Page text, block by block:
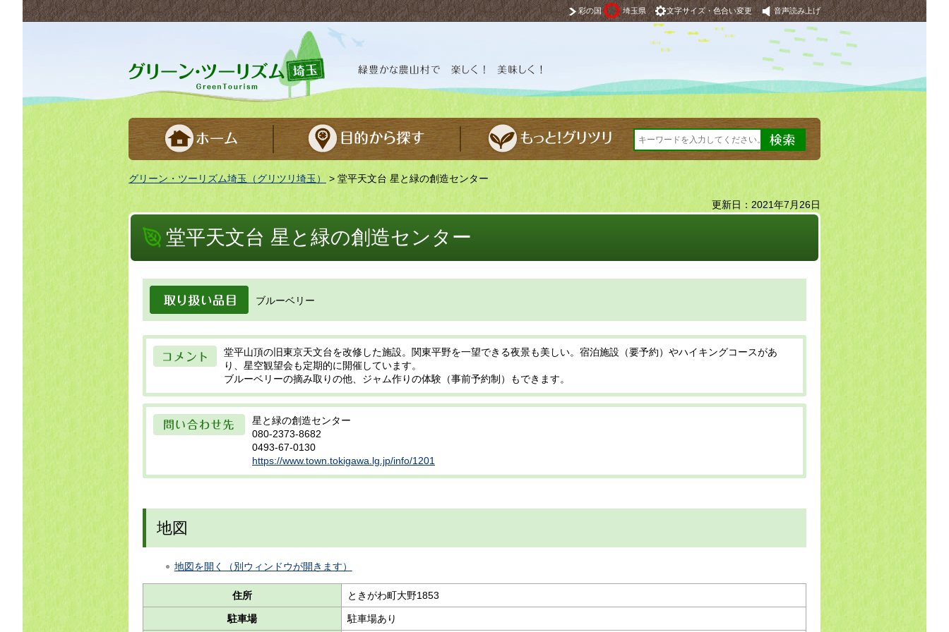
彩の国 埼玉県 文字サイズ・色合い変更 音声読み上げ
グリーンツーリズム埼玉 緑豊かな農山村で 楽しく！ 美味しく！
グリーン・ツーリズム埼玉（グリツリ埼玉） > 堂平天文台 星と緑の創造センター
更新日：2021年7月26日
堂平天文台 星と緑の創造センター
取り扱い品目 ブルーベリー
コメント
堂平山頂の旧東京天文台を改修した施設。関東平野を一望できる夜景も美しい。宿泊施設（要予約）やハイキングコースがあ
り、星空観望会も定期的に開催しています。
ブルーベリーの摘み取りの他、ジャム作りの体験（事前予約制）もできます。
問い合わせ先
星と緑の創造センター
080-2373-8682
0493-67-0130
https://www.town.tokigawa.lg.jp/info/1201
地図
地図を開く（別ウィンドウが開きます）
住所 ときがわ町大野1853
駐車場 駐車場あり